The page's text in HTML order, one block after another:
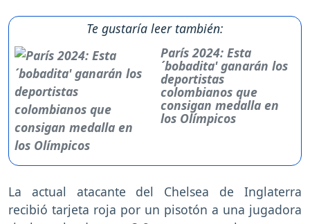
Te gustaría leer también:
París 2024: Esta
´bobadita' ganarán los
deportistas
colombianos que
consigan medalla en
los Olímpicos
La actual atacante del Chelsea de Inglaterra
recibió tarjeta roja por un pisotón a una jugadora